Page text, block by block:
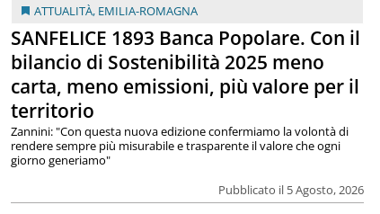
ATTUALITÀ, EMILIA-ROMAGNA
SANFELICE 1893 Banca Popolare. Con il
bilancio di Sostenibilità 2025 meno
carta, meno emissioni, più valore per il
territorio
Pubblicato il 5 Agosto, 2026
Zannini: "Con questa nuova edizione confermiamo la volontà di
rendere sempre più misurabile e trasparente il valore che ogni
giorno generiamo"